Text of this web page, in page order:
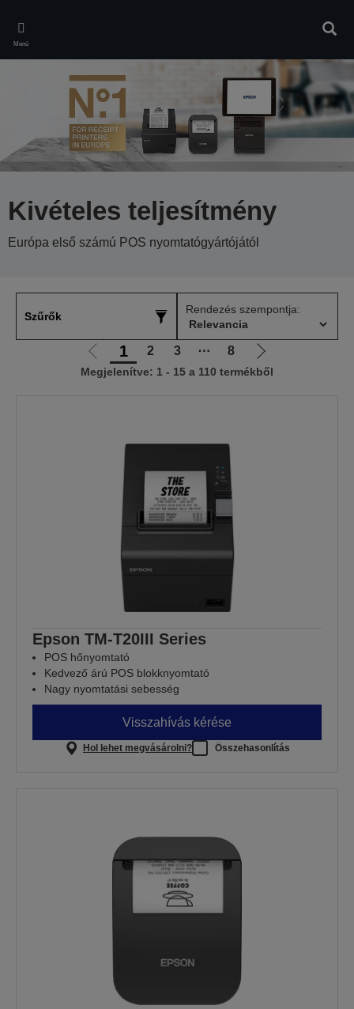
main
content
Menü
Kivételes teljesítmény
Európa első számú POS nyomtatógyártójától
Szűrők
Rendezés szempontja:
Előző
oldalra
1 2 3 ⋯ 8
Következő
oldalra
Megjelenítve: 1 - 15 a 110 termékből
Epson TM-T20III Series
POS hőnyomtató
Kedvező árú POS blokknyomtató
Nagy nyomtatási sebesség
Visszahívás kérése
Hol lehet megvásárolni? Összehasonlítás